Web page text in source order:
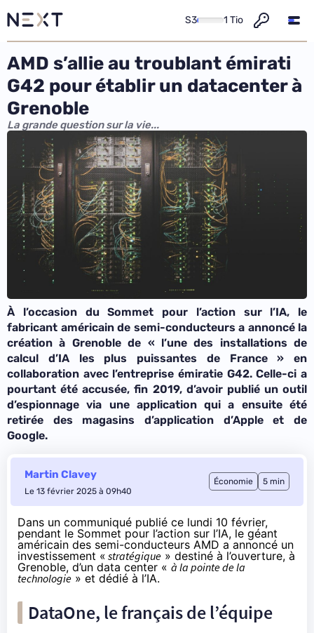
S3 1 Tio
AMD s’allie au troublant émirati
G42 pour établir un datacenter à
Grenoble
La grande question sur la vie...
À l’occasion du Sommet pour l’action sur l’IA, le
fabricant américain de semi-conducteurs a annoncé la
création à Grenoble de « l’une des installations de
calcul d’IA les plus puissantes de France» en
collaboration avec l’entreprise émiratie G42. Celle-ci a
pourtant été accusée, fin 2019, d’avoir publié un outil
d’espionnage via une application qui a ensuite été
retirée des magasins d’application d’Apple et de
Google.
Martin Clavey
Le 13 février 2025 à 09h40
Économie 5 min
Dans un communiqué publié ce lundi 10 février,
pendant le Sommet pour l’action sur l’IA, le géant
américain des semi-conducteurs AMD a annoncé un
investissement « stratégique » destiné à l’ouverture, à
Grenoble, d’un data center « à la pointe de la
technologie » et dédié à l’IA.
DataOne, le français de l’équipe